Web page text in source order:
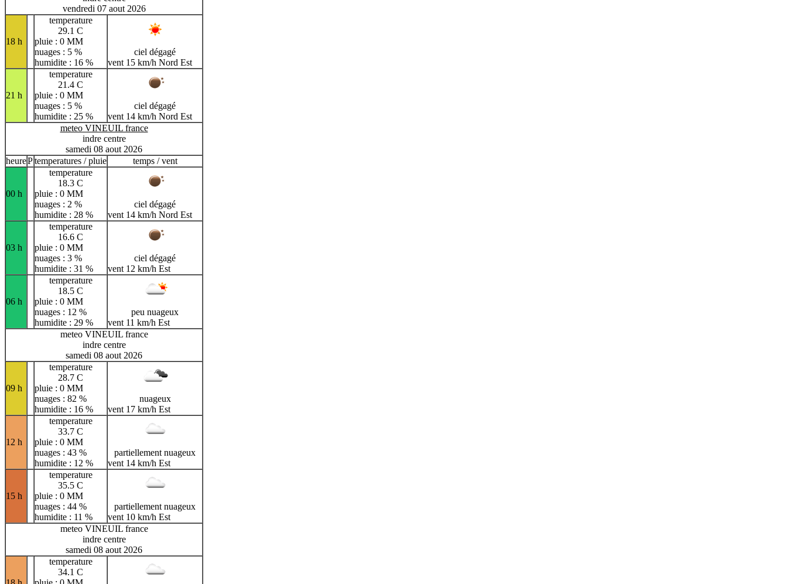
vendredi 07 aout 2026
18 h
temperature
29.1 C
pluie : 0 MM
nuages : 5 %
humidite : 16 %
ciel dégagé
vent 15 km/h Nord Est
21 h
temperature
21.4 C
pluie : 0 MM
nuages : 5 %
humidite : 25 %
ciel dégagé
vent 14 km/h Nord Est
meteo VINEUIL france
indre centre
samedi 08 aout 2026
heurePtemperatures / pluie temps / vent
00 h
temperature
18.3 C
pluie : 0 MM
nuages : 2 %
humidite : 28 %
ciel dégagé
vent 14 km/h Nord Est
03 h
temperature
16.6 C
pluie : 0 MM
nuages : 3 %
humidite : 31 %
ciel dégagé
vent 12 km/h Est
06 h
temperature
18.5 C
pluie : 0 MM
nuages : 12 %
humidite : 29 %
peu nuageux
vent 11 km/h Est
meteo VINEUIL france
indre centre
samedi 08 aout 2026
09 h
temperature
28.7 C
pluie : 0 MM
nuages : 82 %
humidite : 16 %
nuageux
vent 17 km/h Est
12 h
temperature
33.7 C
pluie : 0 MM
nuages : 43 %
humidite : 12 %
partiellement nuageux
vent 14 km/h Est
15 h
temperature
35.5 C
pluie : 0 MM
nuages : 44 %
humidite : 11 %
partiellement nuageux
vent 10 km/h Est
meteo VINEUIL france
indre centre
samedi 08 aout 2026
temperature
34.1 C